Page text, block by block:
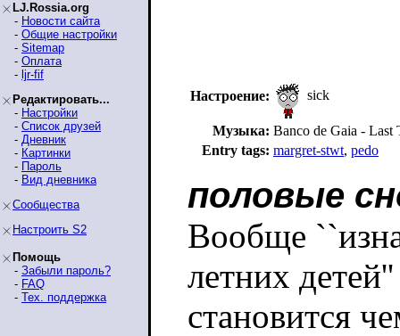
LJ.Rossia.org
- Новости сайта
- Общие настройки
- Sitemap
- Оплата
- ljr-fif
Редактировать...
- Настройки
- Список друзей
- Дневник
- Картинки
- Пароль
- Вид дневника
Сообщества
Настроить S2
Помощь
- Забыли пароль?
- FAQ
- Тех. поддержка
Настроение: sick
Музыка: Banco de Gaia - Last
Entry tags: margret-stwt, pedo
половые
Вообще
летних детей''
становится